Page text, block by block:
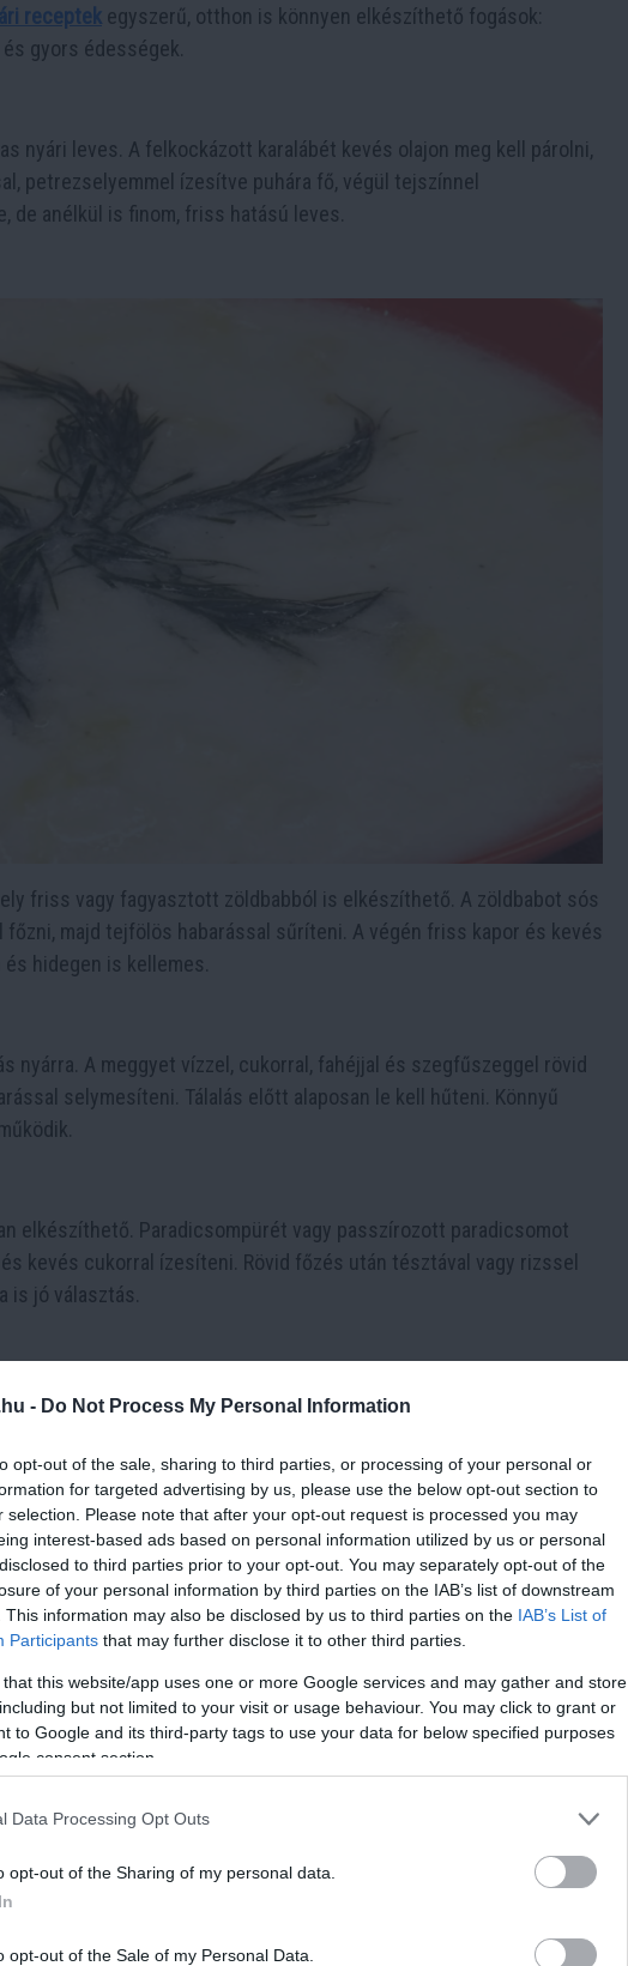
- Do Not Process My Personal Information
opt-out of the sale, sharing to third parties, or processing of your personal or
for targeted advertising by us, please use the below opt-out section to
selection. Please note that after your opt-out request is processed you may
interest-based ads based on personal information utilized by us or personal
to third parties prior to your opt-out. You may separately opt-out of the
of your personal information by third parties on the IAB’s list of downstream
This information may also be disclosed by us to third parties on the IAB’s List of
Participants that may further disclose it to other third parties.
that this website/app uses one or more Google services and may gather and store
but not limited to your visit or usage behaviour. You may click to grant or
to Google and its third-party tags to use your data for below specified purposes
consent section.
Data Processing Opt Outs
opt-out of the Sharing of my personal data.
opt-out of the Sale of my Personal Data.
receptek egyszerű, otthon is könnyen elkészíthető fogások:
gyors édességek.
nyári leves. A felkockázott karalábét kevés olajon meg kell párolni,
petrezselyemmel ízesítve puhára fő, végül tejszínnel
anélkül is finom, friss hatású leves.
friss vagy fagyasztott zöldbabból is elkészíthető. A zöldbabot sós
majd tejfölös habarással sűríteni. A végén friss kapor és kevés
hidegen is kellemes.
nyárra. A meggyet vízzel, cukorral, fahéjjal és szegfűszeggel rövid
selymesíteni. Tálalás előtt alaposan le kell hűteni. Könnyű
elkészíthető. Paradicsompürét vagy passzírozott paradicsomot
kevés cukorral ízesíteni. Rövid főzés után tésztával vagy rizssel
is jó választás.
A gombát kevés hagymán meg kell párolni, majd hozzáadni a
szaggatott nokedlit bele kell forgatni a zöldséges alapba.
ebéd készül belőle.